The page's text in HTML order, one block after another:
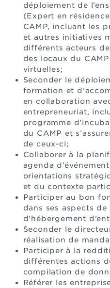
déploiement de
(Expert en
CAMP, incluant les
et autres initiatives
différents acteurs
des locaux du
virtuelles;
Seconder le
formation et
en collaboration
entrepreneuriat,
programme
du CAMP et
de ceux-ci;
Collaborer à la
agenda
orientations
et du contexte
Participer au bon
dans ses aspects
d’hébergement
Seconder le
réalisation de
Participer à la
différentes actions
compilation de
Référer les